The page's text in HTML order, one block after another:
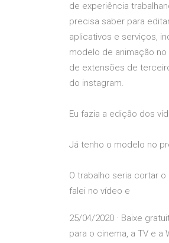
de experiência
precisa saber para
aplicativos e serviços,
modelo de animação
de extensões de
do instagram.
Eu fazia a edição dos
Já tenho o modelo no
O trabalho seria cortar
falei no vídeo e
25/04/2020 · Baixe
para o cinema, a TV e a